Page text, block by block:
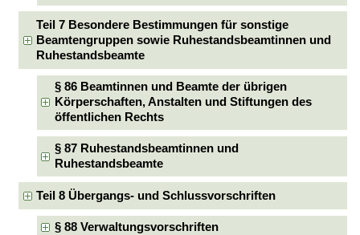
Teil 7 Besondere Bestimmungen für sonstige
Beamtengruppen sowie Ruhestandsbeamtinnen und
Ruhestandsbeamte
§ 86 Beamtinnen und Beamte der übrigen
Körperschaften, Anstalten und Stiftungen des
öffentlichen Rechts
§ 87 Ruhestandsbeamtinnen und
Ruhestandsbeamte
Teil 8 Übergangs- und Schlussvorschriften
§ 88 Verwaltungsvorschriften